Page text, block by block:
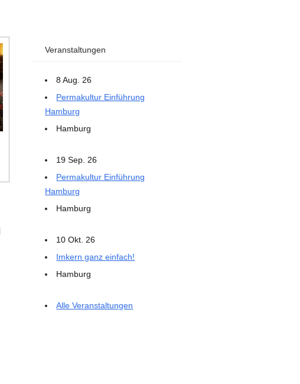
Veranstaltungen
8 Aug. 26
Permakultur Einführung
Hamburg
Hamburg
19 Sep. 26
Permakultur Einführung
Hamburg
Hamburg
10 Okt. 26
Imkern ganz einfach!
Hamburg
Alle Veranstaltungen